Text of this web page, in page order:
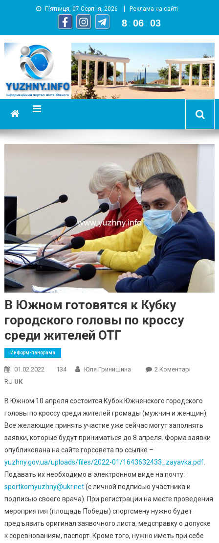
П’ятниця, 07 Серпня, 2026 Реклама на сайті
8 : 06 : 03
YUZHNY.INFO
информационный портал города Южный
В Южном готовятся к Кубку
городского головы по кроссу
среди жителей ОТГ
Информ-панорама
01.02.2022 134 Юля Гринишина 2 КоментаріДо
К
Кубку
ОТГ
RU UK
В Южном 10 апреля состоится Кубок Южненского городского
головы по кроссу среди жителей громады (мужчин и женщин).
Все желающие принять участие уже сейчас могут заполнять
заявки, которые будут приниматься до 8 апреля. Форма заявки
опубликована на сайте горсовета по ссылке –
yuzhny.gov.ua/uploads/files/2022-01/1643632433_zayavka.pdf.
Подавать их необходимо в электронном виде на почту:
sportkomyuzhny@ukr.net(с личной подписью участника и
подписью своего врача). При регистрации на месте проведения
мероприятия (площадь Победы) спортсмену нужно будет
предъявить оригинал заявочного листа, медсправку о допуске
к соревнованиям, паспорт. Кроме того, нужно иметь при себе